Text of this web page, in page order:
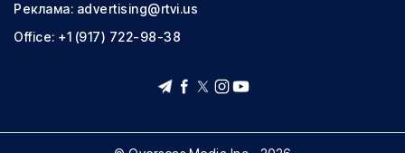
Реклама: advertising@rtvi.us
Office: +1 (917) 722-98-38